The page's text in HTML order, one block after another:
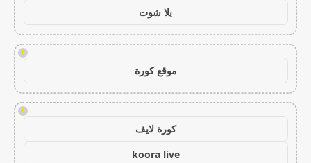
يلا شوت
!
موقع كورة
!
كورة لايف
koora live